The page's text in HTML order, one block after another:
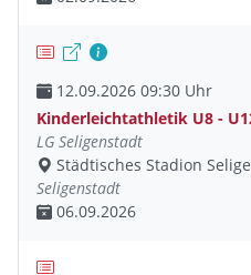
12.09.2026 09:30 Uhr
Kinderleichtathletik U8 -
LG Seligenstadt
Städtisches Stadion
Seligenstadt
06.09.2026